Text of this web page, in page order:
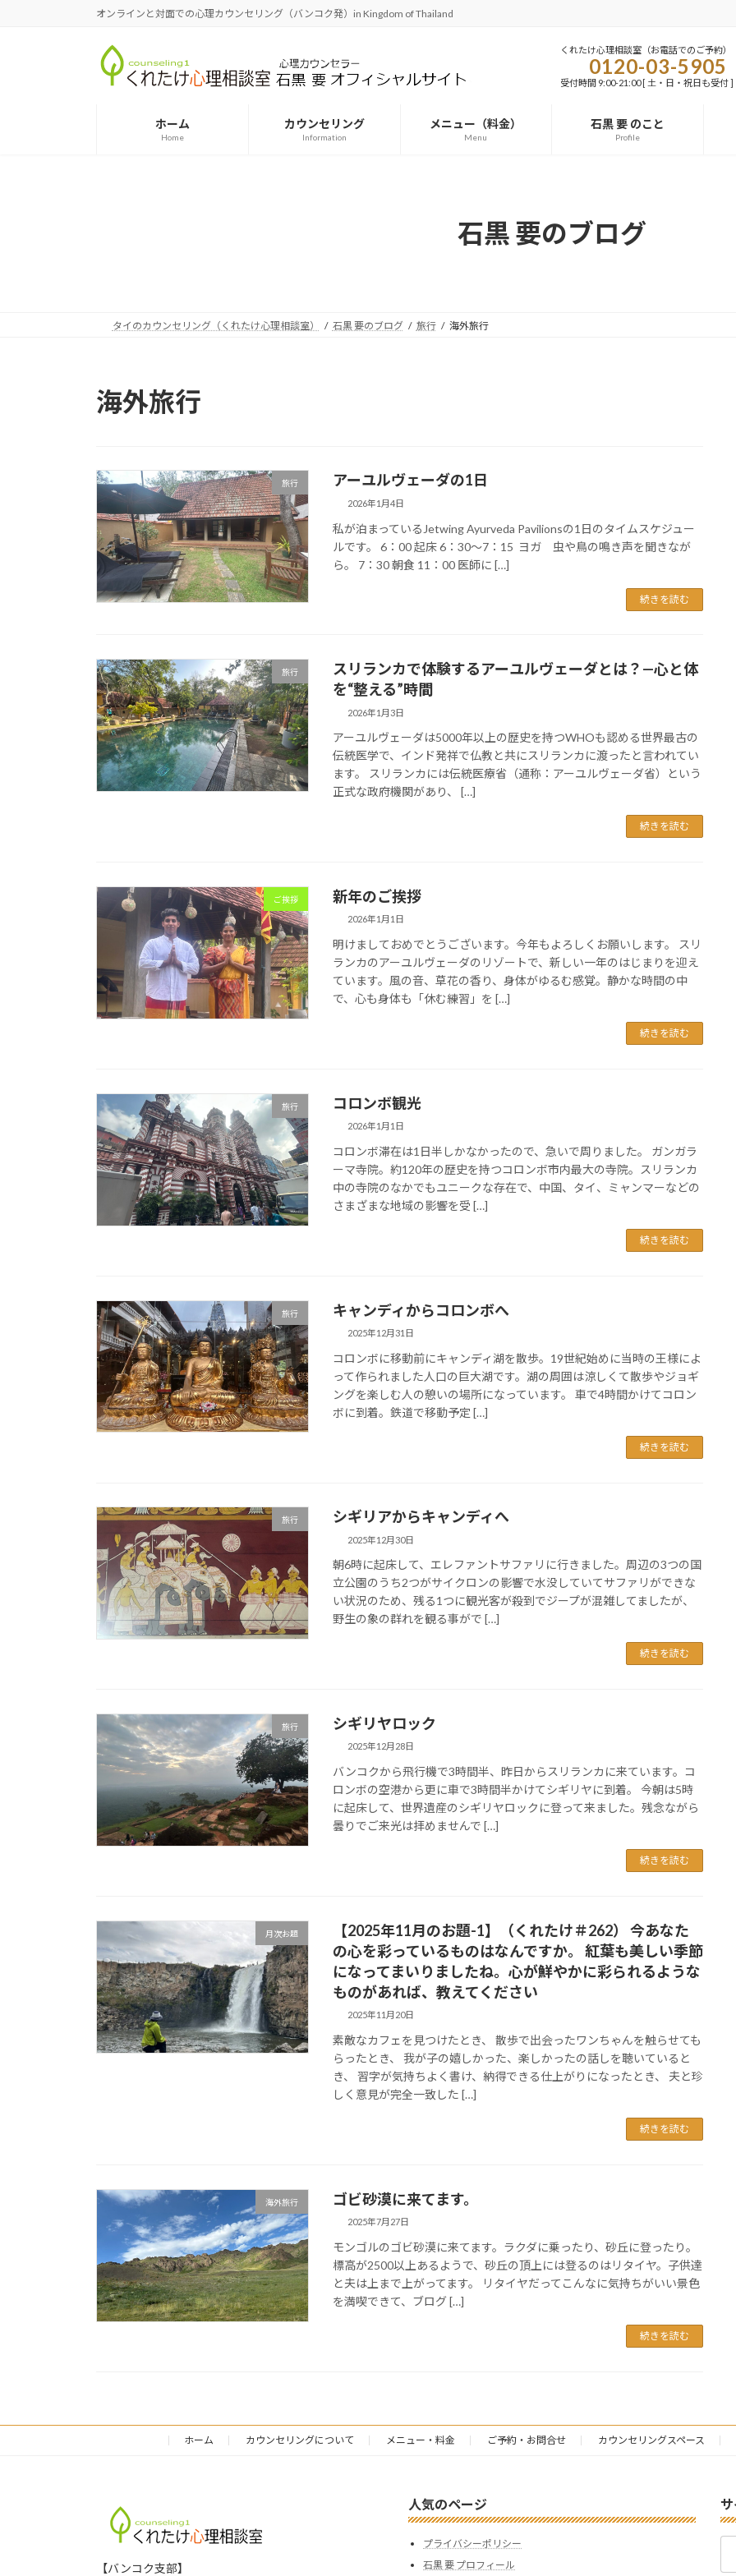
オンラインと対面での心理カウンセリング（バンコク発）in Kingdom of Thailand
くれたけ心理相談室（お電話でのご予約）
0120-03-5905
受付時間 9:00-21:00 [ 土・日・祝日も受付 ]
ホーム
Home
カウンセリング
Information
メニュー（料金）
Menu
石黒 要 のこと
Profile
石黒 要のブログ
タイのカウンセリング（くれたけ心理相談室） 石黒 要のブログ 旅行 海外旅行
海外旅行
旅行 アーユルヴェーダの1日
2026年1月4日
私が泊まっているJetwing Ayurveda Pavilionsの1日のタイムスケジュー
ルです。 6：00 起床 6：30〜7：15 ヨガ 虫や鳥の鳴き声を聞きなが
ら。 7：30 朝食 11：00 医師に […]
続きを読む
旅行
スリランカで体験するアーユルヴェーダとは？—心と体
を“整える”時間
2026年1月3日
アーユルヴェーダは5000年以上の歴史を持つWHOも認める世界最古の
伝統医学で、インド発祥で仏教と共にスリランカに渡ったと言われてい
ます。 スリランカには伝統医療省（通称：アーユルヴェーダ省）という
正式な政府機関があり、 […]
続きを読む
ご挨拶 新年のご挨拶
2026年1月1日
明けましておめでとうございます。今年もよろしくお願いします。 スリ
ランカのアーユルヴェーダのリゾートで、新しい一年のはじまりを迎え
ています。風の音、草花の香り、身体がゆるむ感覚。静かな時間の中
で、心も身体も「休む練習」を […]
続きを読む
旅行 コロンボ観光
2026年1月1日
コロンボ滞在は1日半しかなかったので、急いで周りました。 ガンガラ
ーマ寺院。約120年の歴史を持つコロンボ市内最大の寺院。スリランカ
中の寺院のなかでもユニークな存在で、中国、タイ、ミャンマーなどの
さまざまな地域の影響を受 […]
続きを読む
旅行 キャンディからコロンボへ
2025年12月31日
コロンボに移動前にキャンディ湖を散歩。19世紀始めに当時の王様によ
って作られました人口の巨大湖です。湖の周囲は涼しくて散歩やジョギ
ングを楽しむ人の憩いの場所になっています。 車で4時間かけてコロン
ボに到着。鉄道で移動予定 […]
続きを読む
旅行 シギリアからキャンディへ
2025年12月30日
朝6時に起床して、エレファントサファリに行きました。周辺の3つの国
立公園のうち2つがサイクロンの影響で水没していてサファリができな
い状況のため、残る1つに観光客が殺到でジープが混雑してましたが、
野生の象の群れを観る事がで […]
続きを読む
旅行 シギリヤロック
2025年12月28日
バンコクから飛行機で3時間半、昨日からスリランカに来ています。コ
ロンボの空港から更に車で3時間半かけてシギリヤに到着。 今朝は5時
に起床して、世界遺産のシギリヤロックに登って来ました。残念ながら
曇りでご来光は拝めませんで […]
続きを読む
月次お題
【2025年11月のお題-1】（くれたけ＃262） 今あなた
の心を彩っているものはなんですか。 紅葉も美しい季節
になってまいりましたね。心が鮮やかに彩られるような
ものがあれば、教えてください
2025年11月20日
素敵なカフェを見つけたとき、 散歩で出会ったワンちゃんを触らせても
らったとき、 我が子の嬉しかった、楽しかったの話しを聴いていると
き、 習字が気持ちよく書け、納得できる仕上がりになったとき、 夫と珍
しく意見が完全一致した […]
続きを読む
海外旅行 ゴビ砂漠に来てます。
2025年7月27日
モンゴルのゴビ砂漠に来てます。ラクダに乗ったり、砂丘に登ったり。
標高が2500以上あるようで、砂丘の頂上には登るのはリタイヤ。子供達
と夫は上まで上がってます。 リタイヤだってこんなに気持ちがいい景色
を満喫できて、ブログ […]
続きを読む
ホーム カウンセリングについて メニュー・料金 ご予約・お問合せ カウンセリングスペース
【バンコク支部】
人気のページ
プライバシーポリシー
石黒 要 プロフィール